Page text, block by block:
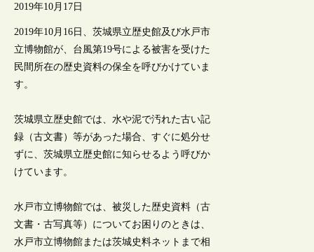
2019年10月17日
2019年10月16日、茨城県立歴史館及び水戸市
立博物館が、台風第19号による被害を受けた
民間所在の歴史資料の保全を呼びかけていま
す。
茨城県立歴史館では、水や泥で汚れた古い記
録（古文書）等があった場合、すぐに処分せ
ずに、茨城県立歴史館に知らせるよう呼びか
けています。
水戸市立博物館では、被災した歴史資料（古
文書・古写真等）についてお困りのときは、
水戸市立博物館または茨城史料ネットまで相